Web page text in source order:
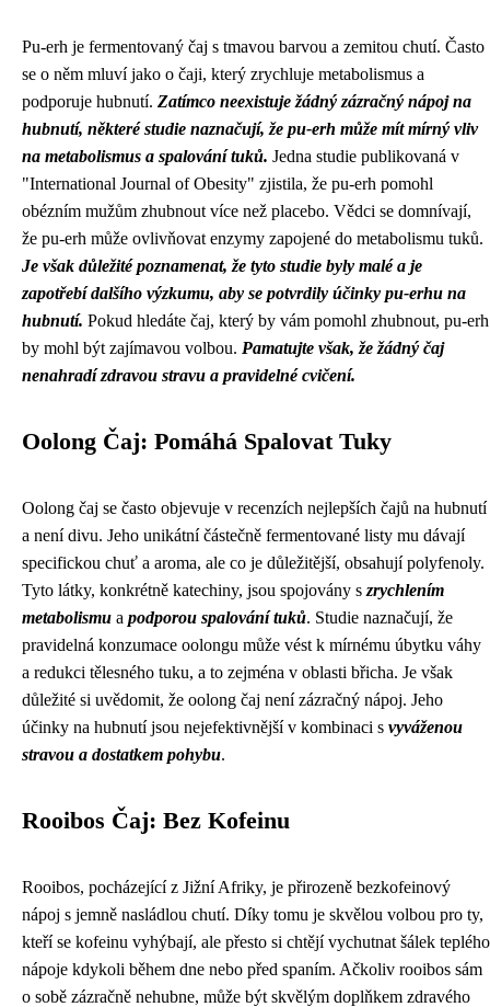
Pu-erh je fermentovaný čaj s tmavou barvou a zemitou chutí. Často
se o něm mluví jako o čaji, který zrychluje metabolismus a
podporuje hubnutí. Zatímco neexistuje žádný zázračný nápoj na
hubnutí, některé studie naznačují, že pu-erh může mít mírný vliv
na metabolismus a spalování tuků. Jedna studie publikovaná v
"International Journal of Obesity" zjistila, že pu-erh pomohl
obézním mužům zhubnout více než placebo. Vědci se domnívají,
že pu-erh může ovlivňovat enzymy zapojené do metabolismu tuků.
Je však důležité poznamenat, že tyto studie byly malé a je
zapotřebí dalšího výzkumu, aby se potvrdily účinky pu-erhu na
hubnutí. Pokud hledáte čaj, který by vám pomohl zhubnout, pu-erh
by mohl být zajímavou volbou. Pamatujte však, že žádný čaj
nenahradí zdravou stravu a pravidelné cvičení.
Oolong Čaj: Pomáhá Spalovat Tuky
Oolong čaj se často objevuje v recenzích nejlepších čajů na hubnutí
a není divu. Jeho unikátní částečně fermentované listy mu dávají
specifickou chuť a aroma, ale co je důležitější, obsahují polyfenoly.
Tyto látky, konkrétně katechiny, jsou spojovány s zrychlením
metabolismu a podporou spalování tuků. Studie naznačují, že
pravidelná konzumace oolongu může vést k mírnému úbytku váhy
a redukci tělesného tuku, a to zejména v oblasti břicha. Je však
důležité si uvědomit, že oolong čaj není zázračný nápoj. Jeho
účinky na hubnutí jsou nejefektivnější v kombinaci s vyváženou
stravou a dostatkem pohybu.
Rooibos Čaj: Bez Kofeinu
Rooibos, pocházející z Jižní Afriky, je přirozeně bezkofeinový
nápoj s jemně nasládlou chutí. Díky tomu je skvělou volbou pro ty,
kteří se kofeinu vyhýbají, ale přesto si chtějí vychutnat šálek teplého
nápoje kdykoli během dne nebo před spaním. Ačkoliv rooibos sám
o sobě zázračně nehubne, může být skvělým doplňkem zdravého